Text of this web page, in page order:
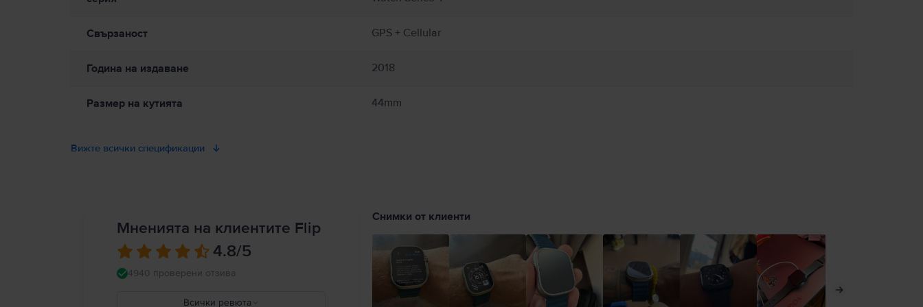
между Вашето медицинско устройство и Apple Watch, определени каишки и магнитните аксесоари за зареждане на Apple Watch. Apple Watch не е медицинско устройство и не може да замести
Свързаност GPS + Cellular
Година на издаване 2018
Размер на кутията 44mm
Вижте всички спецификации
Мненията на клиентите Flip
4.8/5
4940 проверени отзива
Всички ревюта
Снимки от клиенти